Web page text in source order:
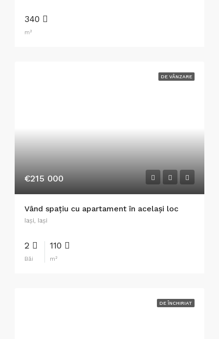
340
m²
DE VÂNZARE
€215 000
Vând spațiu cu apartament în același loc
Iaşi, Iași
2
Băi
110
m²
DE ÎNCHIRIAT